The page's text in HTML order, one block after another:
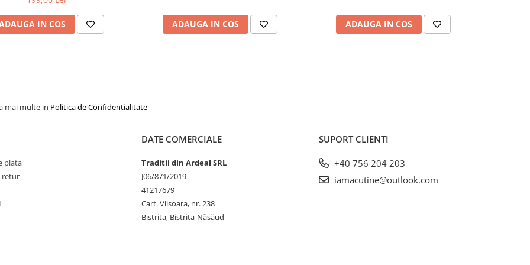
copilului se distribuie
din IN 100%
se poate clăti în apă rece-
Asigurati-va ca toate
prin expunere directă la
de spălare.
IN COS ADAUGA IN COS ADAUGA IN COS
mai multe in Politica de Confidentialitate
plata
retur
DATE COMERCIALE
Traditii din Ardeal SRL
J06/871/2019
41217679
Cart. Viisoara, nr. 238
Bistrita, Bistrița-Năsăud
SUPORT CLIENTI
+40 756 204 203
iamacutine@outlook.com